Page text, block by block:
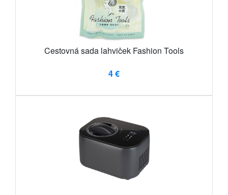
Cestovná sada lahviček Fashion Tools
4 €